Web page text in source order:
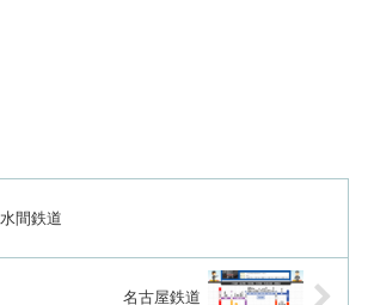
水間鉄道
名古屋鉄道